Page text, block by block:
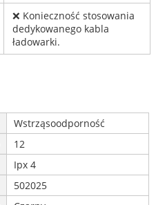
❌ Konieczność stosowania
dedykowanego kabla
ładowarki.
Wstrząsoodporność
12
Ipx 4
502025